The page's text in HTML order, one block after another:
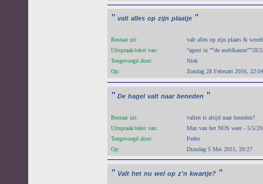
" valt alles op zijn plaatje "
Bestaat uit:
valt alles op zijn plaats &
Uitspraak/tekst van:
"agent in ""de meldkamer""28/
Toegevoegd door:
Niek
Op:
Zondag 28 Februari 2016, 22:04
" De hagel valt naar beneden "
Bestaat uit:
vallen is altijd naar beneden?
Uitspraak/tekst van:
Man van het NOS weer - 5/5/
Toegevoegd door:
Pedro
Op:
Dinsdag 5 Mei 2015, 20:27
" Valt het nu wel op z'n kwartje? "